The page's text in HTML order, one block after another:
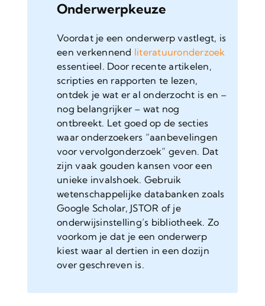
Onderwerpkeuze
Voordat je een onderwerp vastlegt, is
een verkennend literatuuronderzoek
essentieel. Door recente artikelen,
scripties en rapporten te lezen,
ontdek je wat er al onderzocht is en –
nog belangrijker – wat nog
ontbreekt. Let goed op de secties
waar onderzoekers “aanbevelingen
voor vervolgonderzoek” geven. Dat
zijn vaak gouden kansen voor een
unieke invalshoek. Gebruik
wetenschappelijke databanken zoals
Google Scholar, JSTOR of je
onderwijsinstelling’s bibliotheek. Zo
voorkom je dat je een onderwerp
kiest waar al dertien in een dozijn
over geschreven is.